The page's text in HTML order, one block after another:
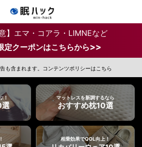
】エマ・コアラ・LIMNEなど
定クーポンはこちらから>>
も含まれます。コンテンツポリシーはこちら
！
選
マットレスを新調するなら
おすすめ枕10選
相乗効果でQOL向上！